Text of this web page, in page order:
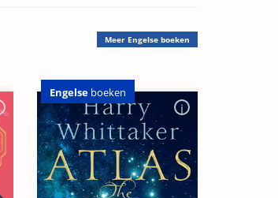
Meer Engelse boeken
Engelse boeken